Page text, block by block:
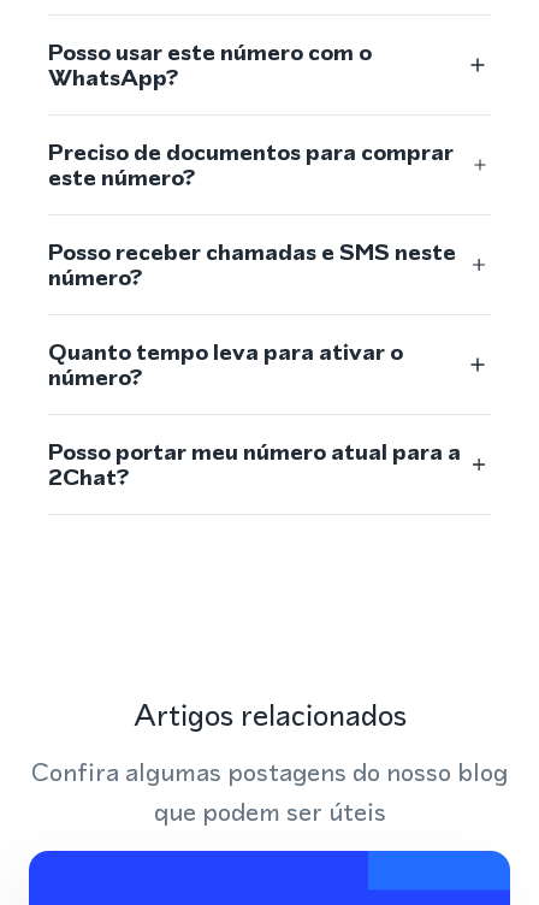
Posso usar este número com o
WhatsApp?
Preciso de documentos para comprar
este número?
Posso receber chamadas e SMS neste
número?
Quanto tempo leva para ativar o
número?
Posso portar meu número atual para a
2Chat?
Artigos relacionados
Confira algumas postagens do nosso blog
que podem ser úteis